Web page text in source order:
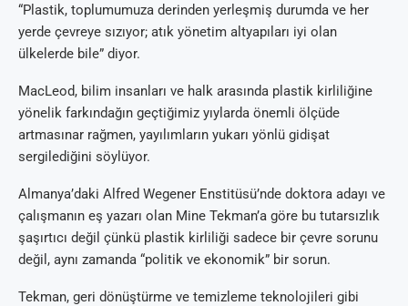
“Plastik, toplumumuza derinden yerleşmiş durumda ve her
yerde çevreye sızıyor; atık yönetim altyapıları iyi olan
ülkelerde bile” diyor.
MacLeod, bilim insanları ve halk arasında plastik kirliliğine
yönelik farkındağın geçtiğimiz yıylarda önemli ölçüde
artmasınar rağmen, yayılımların yukarı yönlü gidişat
sergilediğini söylüyor.
Almanya’daki Alfred Wegener Enstitüsü’nde doktora adayı ve
çalışmanın eş yazarı olan Mine Tekman’a göre bu tutarsızlık
şaşırtıcı değil çünkü plastik kirliliği sadece bir çevre sorunu
değil, aynı zamanda “politik ve ekonomik” bir sorun.
Tekman, geri dönüştürme ve temizleme teknolojileri gibi